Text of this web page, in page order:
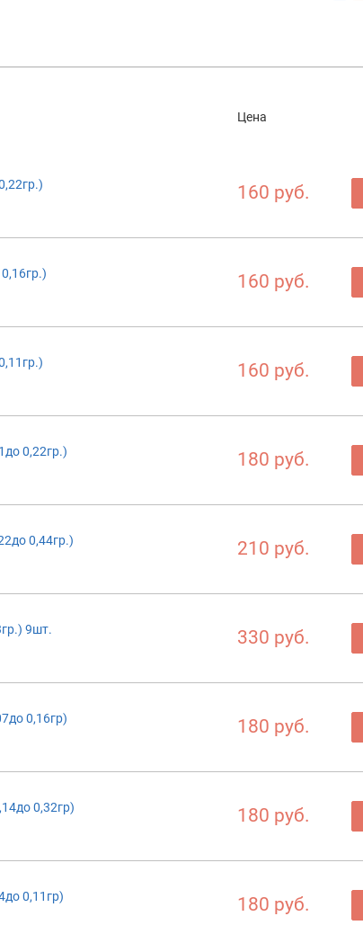
Цена
160 руб.
160 руб.
160 руб.
0,22гр.)
180 руб.
0,44гр.)
210 руб.
9шт.
330 руб.
0,16гр)
180 руб.
0,32гр)
180 руб.
0,11гр)
180 руб.